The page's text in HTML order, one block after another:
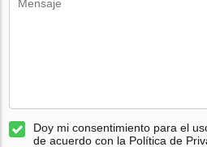
Doy mi consentimiento para el
de acuerdo con la Política de